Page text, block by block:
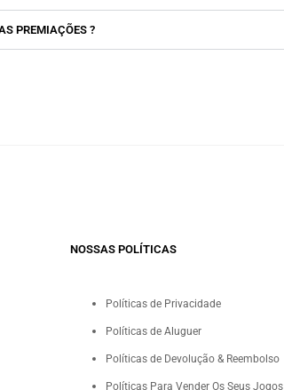
PREMIAÇÕES ?
NOSSAS POLÍTICAS
Políticas de Privacidade
Políticas de Aluguer
Políticas de Devolução & Reembolso
Políticas Para Vender Os Seus Jogos